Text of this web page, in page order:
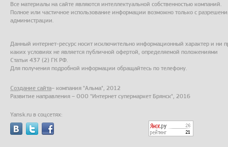
Все материалы на сайте являются интеллектуальной собственностью компаний.
Полное или частичное использование информации возможно только с
администрации.
Данный интернет-ресурс носит исключительно информационный характер и ни
каких условиях не является публичной офертой, определяемой положениями
Статьи 437 (2) ГК РФ.
Для получения подробной информации обращайтесь по телефону.
Создание сайта– компания "Альма", 2012
Развитие направления – ООО "Интернет супермаркет Брянск", 2016
Yansk.ru в соцсетях: